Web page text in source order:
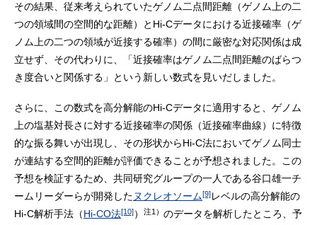
その結果、従来考えられていたゲノム二点間距離（ゲノム上の二
つの領域間の空間的な距離）とHi-Cデータにおける近接確率（ゲ
ノム上の二つの領域が近接する確率）の間に厳密な対応関係は成
立せず、その代わりに、「近接確率はゲノム二点間距離のばらつ
き度合いと関係する」という新しい数式を見いだしました。
さらに、この数式を高分解能のHi-Cデータに適用すると、ゲノム
上の塩基対長さに対する近接確率の関係（近接確率曲線）に特徴
的な振る舞いが出現し、その形状からHi-C法においてゲノム同士
が連結する空間的距離が評価できることが予想されました。この
予想を検証するため、共同研究グループの一人である谷口雄一チ
ームリーダーらが開発したヌクレオソーム[9]レベルの高分解能の
Hi-C解析手法（Hi-CO法[10]） 注1） のデータを解析したところ、予